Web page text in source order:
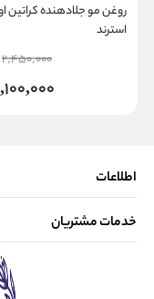
روغن مو جلادهنده کراتین
استرند
2,450,000
اطلاعات
صفحه اصلی
خدمات مشتریان